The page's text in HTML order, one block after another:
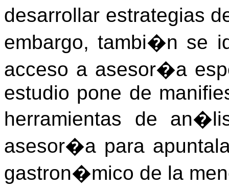
desarrollar estrategias
embargo, tambi�n se
acceso a asesor�a
estudio pone de
herramientas de
asesor�a para
gastron�mico de la